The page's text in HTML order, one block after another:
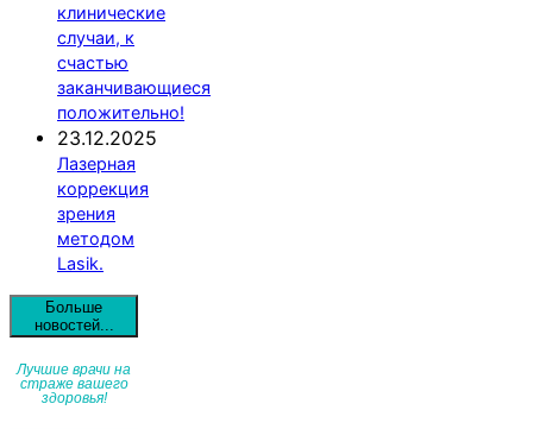
клинические
случаи, к
счастью
заканчивающиеся
положительно!
23.12.2025
Лазерная
коррекция
зрения
методом
Lasik.
Больше
новостей...
Лучшие врачи на
страже вашего
здоровья!